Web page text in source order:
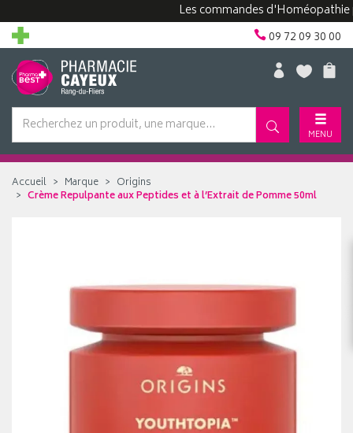
Les commandes d'Homéopathie
09 72 09 30 00
MENU
Accueil Marque
Origins
Crème Repulpante aux Peptides et à l’Extrait de Pomme 50ml